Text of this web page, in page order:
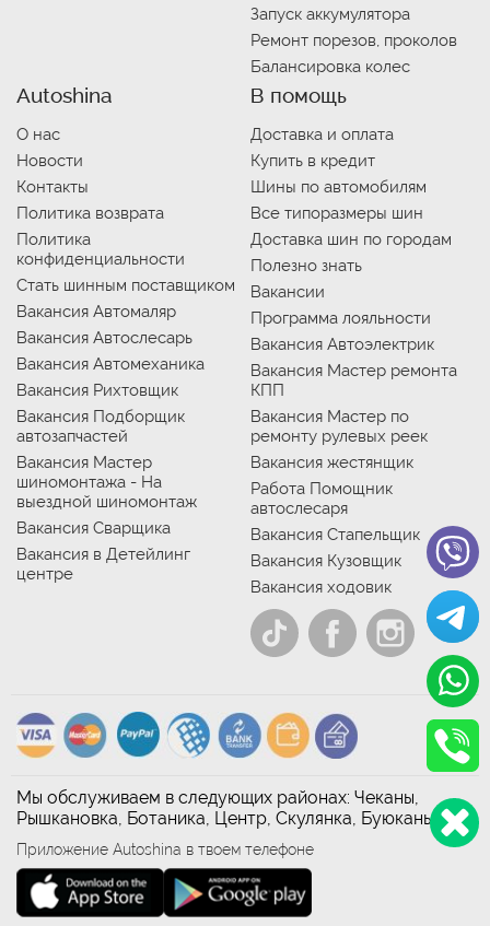
Запуск аккумулятора
Ремонт порезов, проколов
Балансировка колес
Autoshina
О нас
Новости
Контакты
Политика возврата
Политика
конфиденциальности
Стать шинным поставщиком
Вакансия Автомаляр
Вакансия Автослесарь
Вакансия Автомеханика
Вакансия Рихтовщик
Вакансия Подборщик
автозапчастей
Вакансия Мастер
шиномонтажа - На
выездной шиномонтаж
Вакансия Сварщика
Вакансия в Детейлинг
центре
В помощь
Доставка и оплата
Купить в кредит
Шины по автомобилям
Все типоразмеры шин
Доставка шин по городам
Полезно знать
Вакансии
Программа лояльности
Вакансия Автоэлектрик
Вакансия Мастер ремонта
КПП
Вакансия Мастер по
ремонту рулевых реек
Вакансия жестянщик
Работа Помощник
автослесаря
Вакансия Стапельщик
Вакансия Кузовщик
Вакансия ходовик
Мы обслуживаем в следующих районах: Чеканы,
Рышкановка, Ботаника, Центр, Скулянка, Буюканы
Приложение Autoshina в твоем телефоне